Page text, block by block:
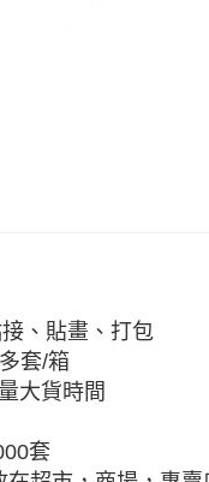
、貼畫、打包
套/箱
大貨時間
套